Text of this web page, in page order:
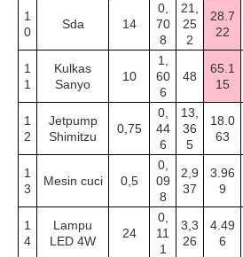
1
0
Sda 14
0,
70
8
21,
25
2
28.7
22
1
1
Kulkas
Sanyo
10
1,
60
6
48
65.1
15
1
2
Jetpump
Shimitzu
0,75
0,
44
6
13,
36
5
18.0
63
1
3
Mesin cuci 0,5
0,
09
8
2,9
37
3.96
9
1
4
Lampu
LED 4W
24
0,
11
1
3,3
26
4.49
6